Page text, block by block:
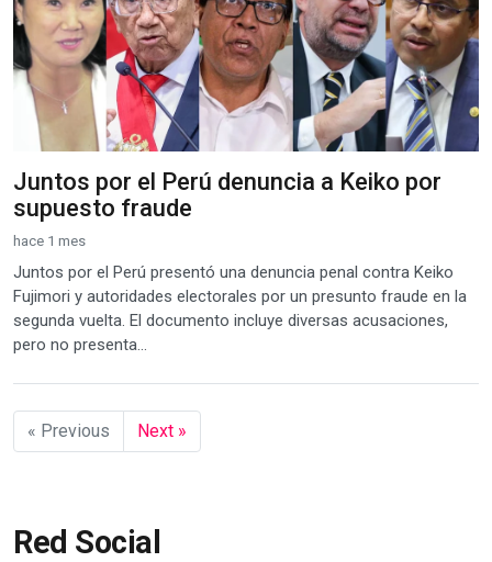
Juntos por el Perú denuncia a Keiko por
supuesto fraude
hace 1 mes
Juntos por el Perú presentó una denuncia penal contra Keiko
Fujimori y autoridades electorales por un presunto fraude en la
segunda vuelta. El documento incluye diversas acusaciones,
pero no presenta...
« Previous Next »
Red Social